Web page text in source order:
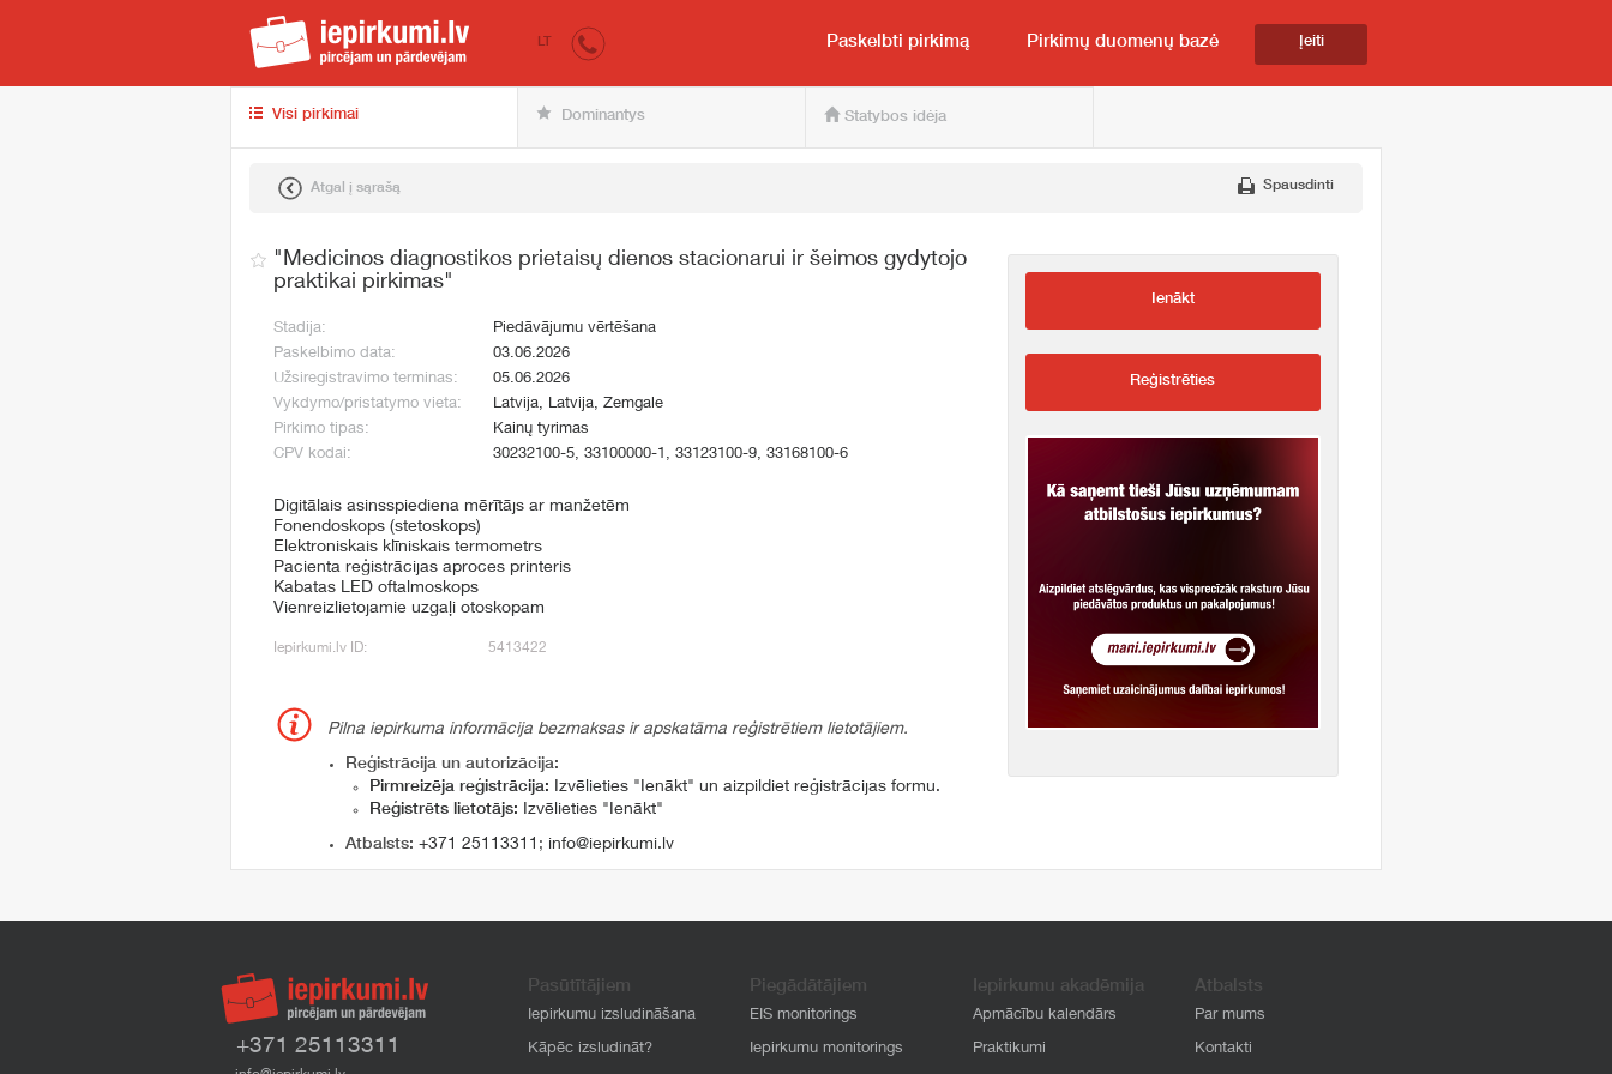
iepirkumi.lv Pirkėjui ir pardavėjui
LT Paskelbti pirkimą Pirkimų duomenų bazė Įeiti
Visi pirkimai Dominantys Statybos idėja
Atgal į sąrašą Spausdinti
"Medicinos diagnostikos prietaisų dienos stacionarui ir šeimos gydytojo
praktikai pirkimas"
Stadija:
Piedāvājumu vērtēšana
Paskelbimo data:
03.06.2026
Užsiregistravimo terminas:
05.06.2026
Vykdymo/pristatymo vieta:
Latvija, Latvija, Zemgale
Pirkimo tipas:
Kainų tyrimas
CPV kodai:
30232100-5, 33100000-1, 33123100-9, 33168100-6
Digitālais asinsspiediena mērītājs ar manžetēm
Fonendoskops (stetoskops)
Elektroniskais klīniskais termometrs
Pacienta reģistrācijas aproces printeris
Kabatas LED oftalmoskops
Vienreizlietojamie uzgaļi otoskopam
Iepirkumi.lv ID: 5413422
Pilna iepirkuma informācija bezmaksas ir apskatāma reģistrētiem lietotājiem.
Reģistrācija un autorizācija:
Pirmreizēja reģistrācija: Izvēlieties "Ienākt" un aizpildiet reģistrācijas formu.
Reģistrēts lietotājs: Izvēlieties "Ienākt"
Atbalsts: +371 25113311 ; info@iepirkumi.lv
Ienākt
Reģistrēties
+371 25113311
Pasūtītājiem
Iepirkumu izsludināšana
Kāpēc izsludināt?
Piegādātājiem
EIS monitorings
Iepirkumu monitorings
Iepirkumu akadēmija
Apmācību kalendārs
Praktikumi
Atbalsts
Par mums
Kontakti